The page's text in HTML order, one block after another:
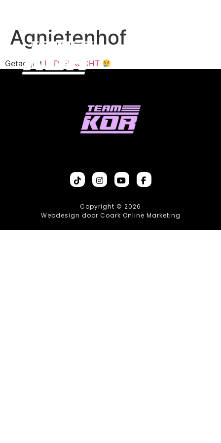
Agnietenhof
Getagged UITVERKOCHT
Copyright © 2026
Webdesign door Coark Online Marketing